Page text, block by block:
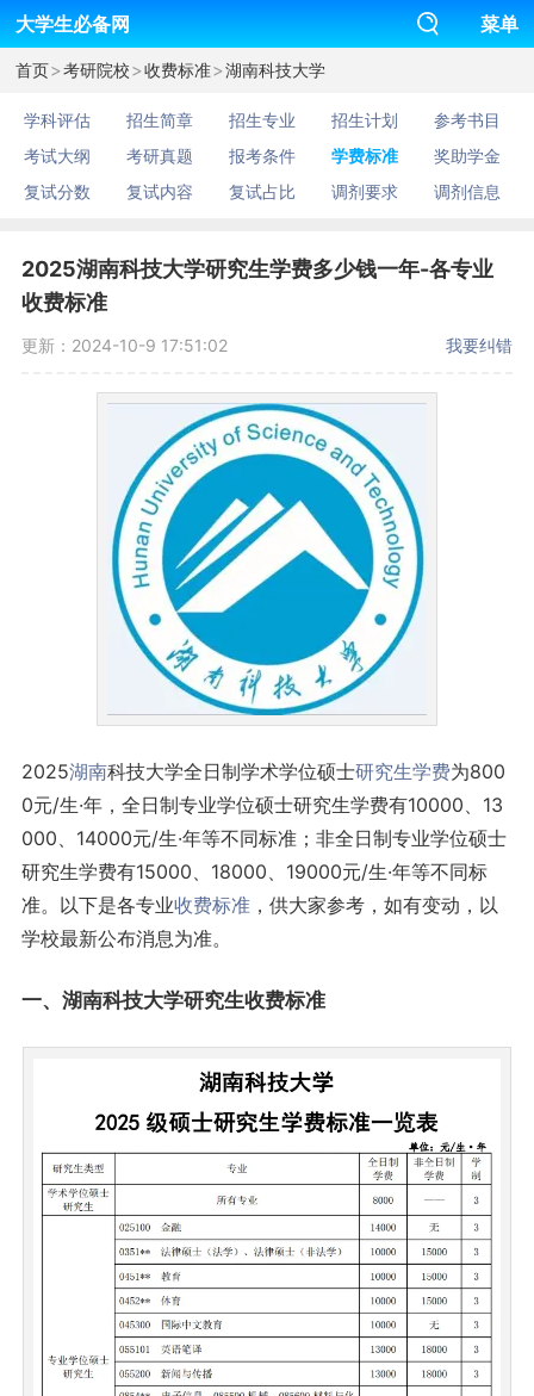
大学生必备网 菜单
首页>考研院校>收费标准>湖南科技大学
学科评估 招生简章 招生专业 招生计划
参考书目
考试大纲
考研真题 报考条件 学费标准
奖助学金
复试分数
复试内容 复试占比 调剂要求 调剂信息
2025湖南科技大学研究生学费多少钱一年-各专业
收费标准
更新：2024-10-9 17:51:02 我要纠错
2025湖南科技大学全日制学术学位硕士研究生学费为800
0元/生·年，全日制专业学位硕士研究生学费有10000、13
000、14000元/生·年等不同标准；非全日制专业学位硕士
研究生学费有15000、18000、19000元/生·年等不同标
准。以下是各专业收费标准，供大家参考，如有变动，以
学校最新公布消息为准。
一、湖南科技大学研究生收费标准